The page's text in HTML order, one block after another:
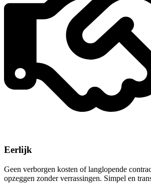
Eerlijk
Geen verborgen kosten of langlopende
opzeggen zonder verrassingen. Simpel en